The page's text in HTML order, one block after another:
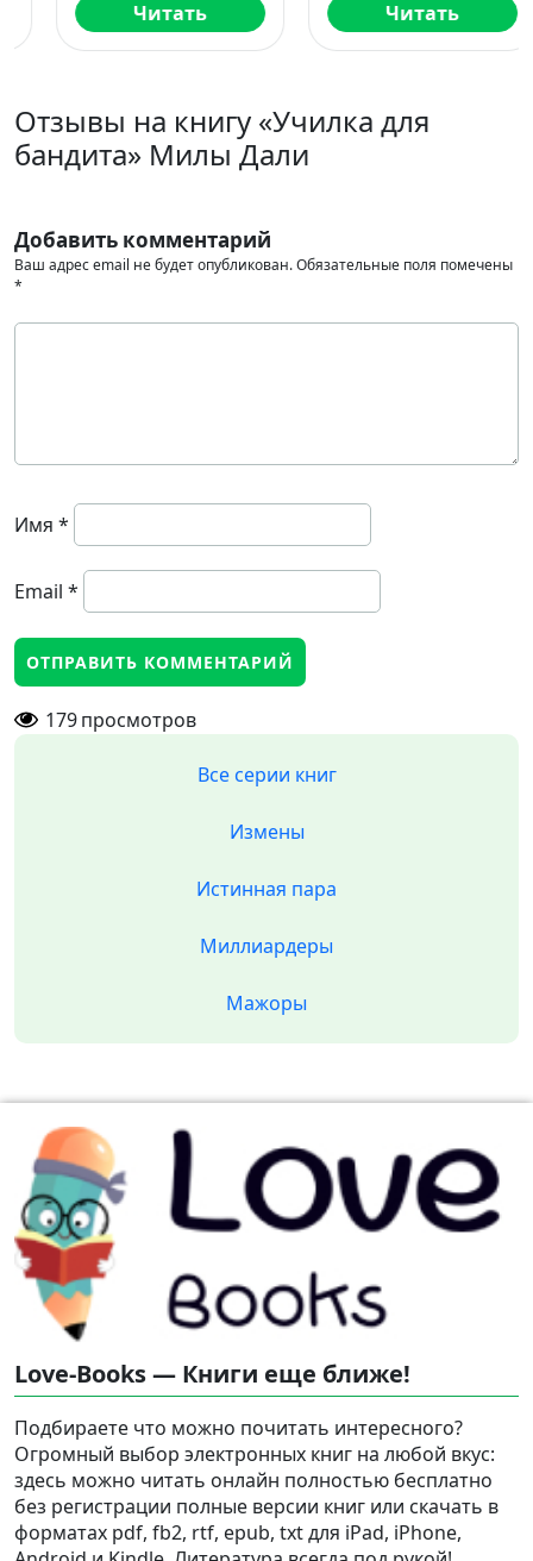
Читать Читать
Отзывы на книгу «Училка для
бандита» Милы Дали
Добавить комментарий
Ваш адрес email не будет опубликован.Обязательные поля помечены
*
Имя *
Email *
179просмотров
Все серии книг
Измены
Истинная пара
Миллиардеры
Мажоры
Love-Books — Книги еще ближе!
Подбираете что можно почитать интересного?
Огромный выбор электронных книг на любой вкус:
здесь можно читать онлайн полностью бесплатно
без регистрации полные версии книг или скачать в
форматах pdf, fb2, rtf, epub, txt для iPad, iPhone,